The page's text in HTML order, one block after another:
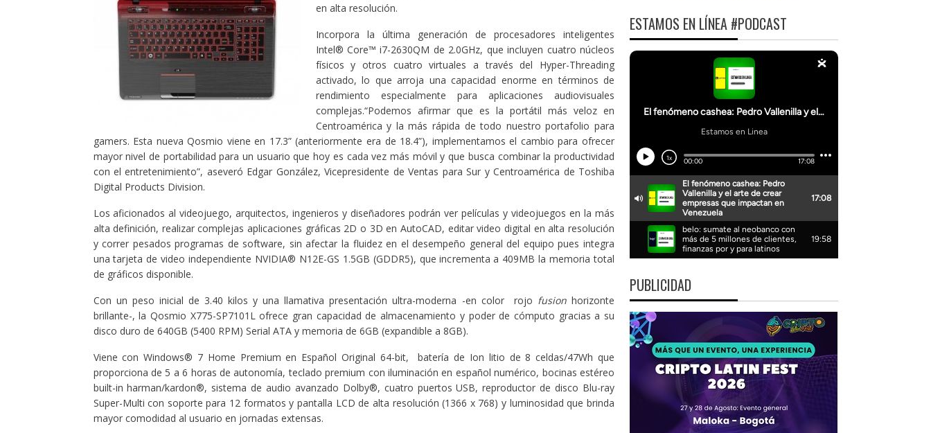
en alta resolución.
Incorpora la última generación de procesadores inteligentes
Intel® Core™ i7-2630QM de 2.0GHz, que incluyen cuatro núcleos
físicos y otros cuatro virtuales a través del Hyper-Threading
activado, lo que arroja una capacidad enorme en términos de
rendimiento especialmente para aplicaciones audiovisuales
complejas.“Podemos afirmar que es la portátil más veloz en
Centroamérica y la más rápida de todo nuestro portafolio para
gamers. Esta nueva Qosmio viene en 17.3” (anteriormente era de 18.4”), implementamos el cambio para ofrecer
mayor nivel de portabilidad para un usuario que hoy es cada vez más móvil y que busca combinar la productividad
con el entretenimiento”, aseveró Edgar González, Vicepresidente de Ventas para Sur y Centroamérica de Toshiba
Digital Products Division.
Los aficionados al videojuego, arquitectos, ingenieros y diseñadores podrán ver películas y videojuegos en la más
alta definición, realizar complejas aplicaciones gráficas 2D o 3D en AutoCAD, editar video digital en alta resolución
y correr pesados programas de software, sin afectar la fluidez en el desempeño general del equipo pues integra
una tarjeta de video independiente NVIDIA® N12E-GS 1.5GB (GDDR5), que incrementa a 409MB la memoria total
de gráficos disponible.
Con un peso inicial de 3.40 kilos y una llamativa presentación ultra-moderna -en color rojo fusionhorizonte
brillante-, la Qosmio X775-SP7101L ofrece gran capacidad de almacenamiento y poder de cómputo gracias a su
disco duro de 640GB (5400 RPM) Serial ATA y memoria de 6GB (expandible a 8GB).
Viene con Windows® 7 Home Premium en Español Original 64-bit, batería de Ion litio de 8 celdas/47Wh que
proporciona de 5 a 6 horas de autonomía, teclado premium con iluminación en español numérico, bocinas estéreo
built-in harman/kardon®, sistema de audio avanzado Dolby®, cuatro puertos USB, reproductor de disco Blu-ray
Super-Multi con soporte para 12 formatos y pantalla LCD de alta resolución (1366 x 768) y luminosidad que brinda
mayor comodidad al usuario en jornadas extensas.
ESTAMOS EN LÍNEA #PODCAST
PUBLICIDAD